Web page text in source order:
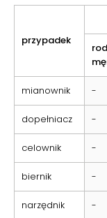
przypadek
mianownik -
dopełniacz -
celownik -
biernik -
narzędnik -